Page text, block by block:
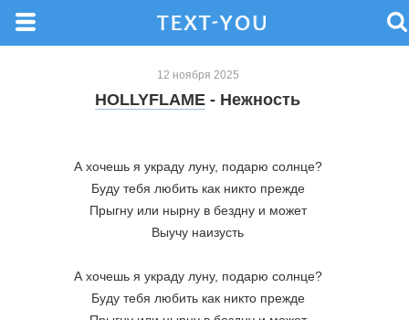
12 ноября 2025
HOLLYFLAME - Нежность
А хочешь я украду луну, подарю солнце?
Буду тебя любить как никто прежде
Прыгну или нырну в бездну и может
Выучу наизусть
А хочешь я украду луну, подарю солнце?
Буду тебя любить как никто прежде